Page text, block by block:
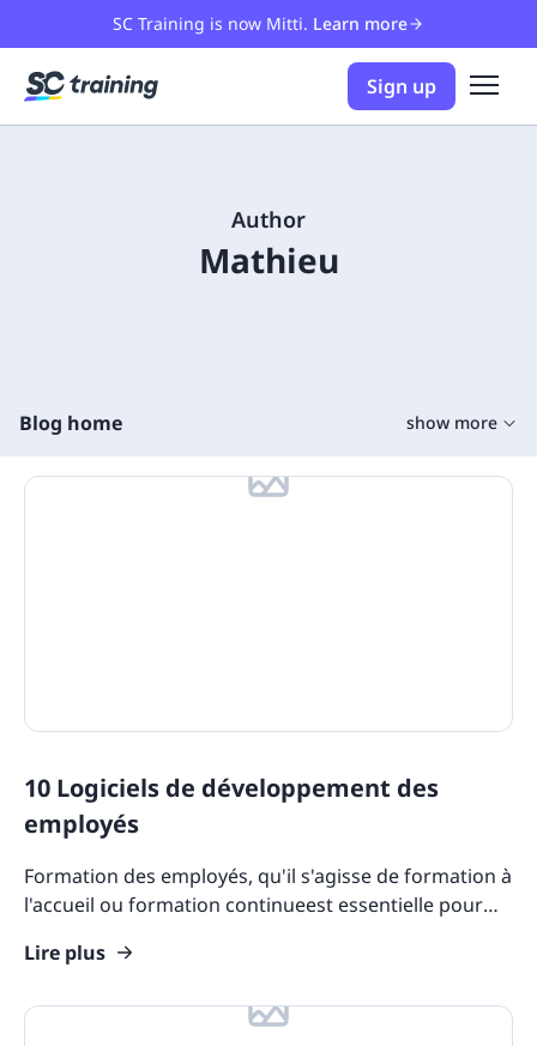
SC Training is now Mitti. Learn more
Sign up
Author
Mathieu
Blog home show more
Microlearning
Training Content
State Specific Courses for Sexual Harassment
Quizzes
Industry Use Cases
Course Collections
Compliance Resources
10 Logiciels de développement des
employés
Formation des employés, qu'il s'agisse de formation à
l'accueil ou formation continueest essentielle pour
Lire plus